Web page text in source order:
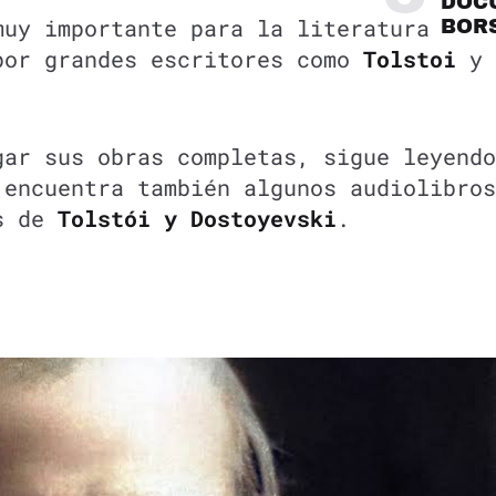
importante para la literatura
grandes escritores como Tolstoi y
sus obras completas, sigue leyendo
también algunos audiolibros
de Tolstói y Dostoyevski .